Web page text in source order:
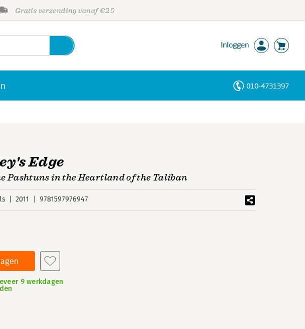
Gratis verzending vanaf €20
Inloggen
010-4731397
Edge
Pashtuns in the Heartland of the Taliban
2011 9781597976947
9 werkdagen
Personen